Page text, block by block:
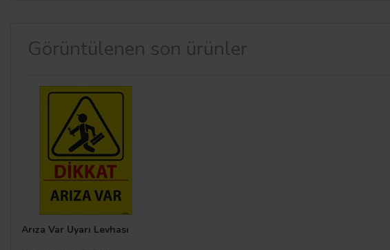
Görüntülenen son ürünler
Arıza Var Uyarı Levhası